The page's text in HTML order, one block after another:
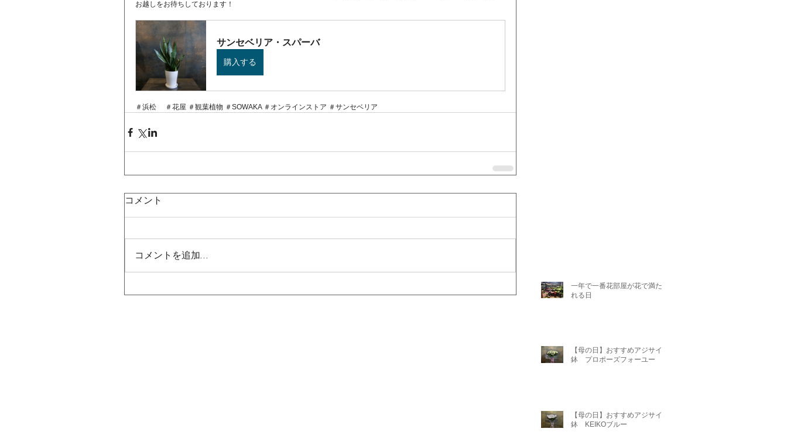
お越しをお待ちしております！
サンセベリア・スパーバ
購入する
＃浜松　 ＃花屋 ＃観葉植物 ＃SOWAKA ＃オンラインストア ＃サンセベリア
コメント
コメントを追加…
一年で一番花部屋が花で満たさ
れる日
【母の日】おすすめアジサイ
鉢 プロポーズフォーユー
【母の日】おすすめアジサイ
鉢 KEIKOブルー